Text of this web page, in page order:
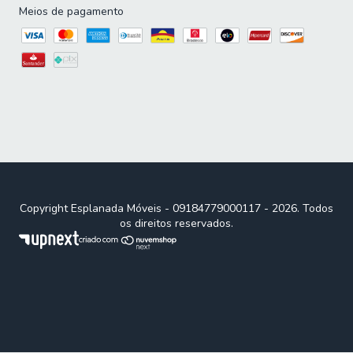
Meios de pagamento
Copyright Esplanada Móveis - 09184779000117 - 2026. Todos
os direitos reservados.